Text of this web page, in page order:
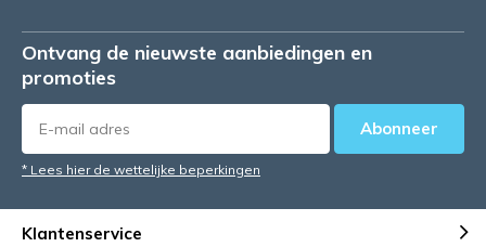
Ontvang de nieuwste aanbiedingen en
promoties
Abonneer
* Lees hier de wettelijke beperkingen
Klantenservice